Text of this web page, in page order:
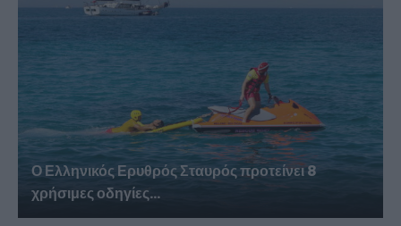
Ο Ελληνικός Ερυθρός Σταυρός προτείνει 8
χρήσιμες οδηγίες...